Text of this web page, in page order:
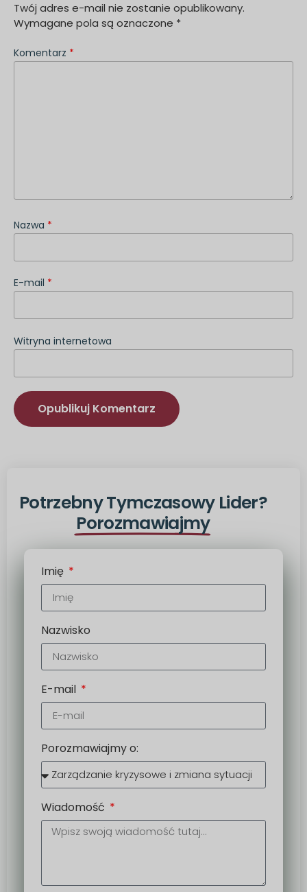
Twój adres e-mail nie zostanie opublikowany.
Wymagane pola są oznaczone *
Komentarz *
Nazwa *
E-mail *
Witryna internetowa
Potrzebny Tymczasowy Lider?
Porozmawiajmy
Imię
Nazwisko
E-mail
Porozmawiajmy o:
Wiadomość